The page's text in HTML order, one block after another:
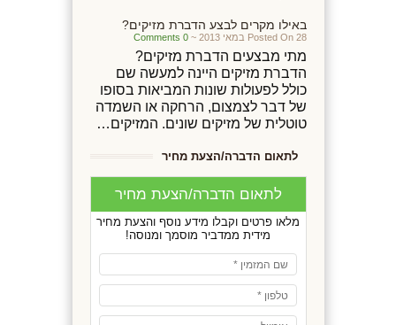
באילו מקרים לבצע הדברת מזיקים?
Posted On 28 במאי 2013 ~ 0 Comments
מתי מבצעים הדברת מזיקים?
הדברת מזיקים היינה למעשה שם
כולל לפעולות שונות המביאות בסופו
של דבר לצמצום, הרחקה או השמדה
טוטלית של מזיקים שונים. המזיקים…
לתאום הדברה/הצעת מחיר
לתאום הדברה/הצעת מחיר
מלאו פרטים וקבלו מידע נוסף והצעת מחיר
מידית ממדביר מוסמך ומנוסה!